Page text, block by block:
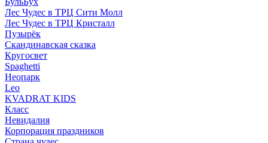
Лес Чудес в ТРЦ Сити Молл
Лес Чудес в ТРЦ Кристалл
Пузырëк
Скандинавская сказка
Кругосвет
Spaghetti
Неопарк
Leo
KVADRAT KIDS
Класс
Невидалия
Корпорация праздников